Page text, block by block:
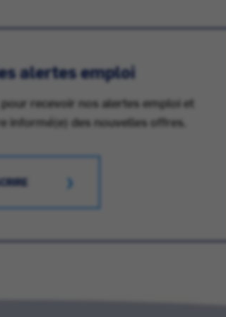
alertes emploi
recevoir nos alertes emploi et
informé(e) des nouvelles offres.